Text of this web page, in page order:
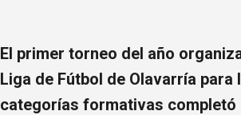
El primer torneo del año
Liga de Fútbol de Olavarría para
categorías formativas completó